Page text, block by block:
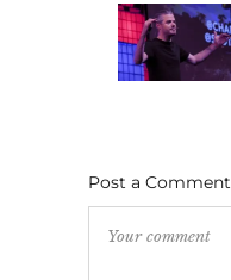
Post a Comment